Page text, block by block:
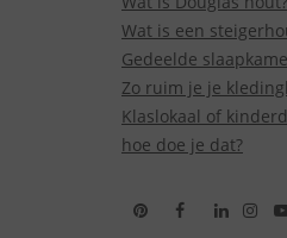
Wat is een
Gedeelde
Zo ruim je je
Klaslokaal of
hoe doe je dat?